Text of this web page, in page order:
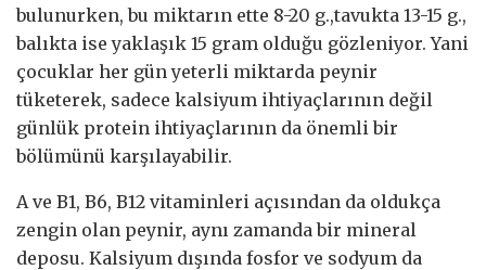
bulunurken, bu miktarın ette 8-20 g.,tavukta 13-15 g.,
balıkta ise yaklaşık 15 gram olduğu gözleniyor. Yani
çocuklar her gün yeterli miktarda peynir
tüketerek, sadece kalsiyum ihtiyaçlarının değil
günlük protein ihtiyaçlarının da önemli bir
bölümünü karşılayabilir.
A ve B1, B6, B12 vitaminleri açısından da oldukça
zengin olan peynir, aynı zamanda bir mineral
deposu. Kalsiyum dışında fosfor ve sodyum da